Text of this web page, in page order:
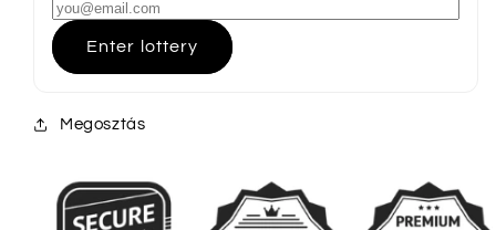
Enter lottery
Megosztás